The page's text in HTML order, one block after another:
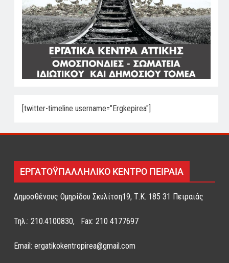
[twitter-timeline username="Ergkepirea"]
ΕΡΓΑΤΟΫΠΑΛΛΗΛΙΚΟ ΚΕΝΤΡΟ ΠΕΙΡΑΙΑ
Δημοσθένους Ομηρίδου Σκυλίτση19, Τ.Κ. 185 31 Πειραιάς
Τηλ.: 210.4100830, Fax: 210 4177697
Email: ergatikokentropirea@gmail.com